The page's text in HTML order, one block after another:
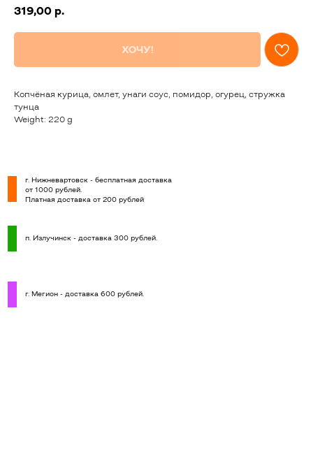
319,00 р.
ХОЧУ!
Копчёная курица, омлет, унаги соус, помидор, огурец, стружка
тунца
Weight: 220 g
г. Мегион - доставка 600 рублей.
п. Излучинск - доставка 300 рублей.
г. Нижневартовск - бесплатная доставка
от 1000 рублей.
Платная доставка от 200 рублей